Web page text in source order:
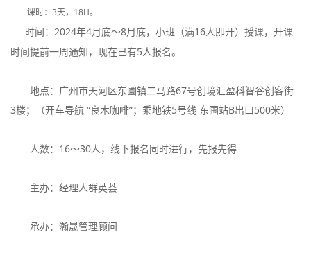
课时：3天，18H。
时间：2024年4月底～8月底，小班（满16人即开）授课，开课
时间提前一周通知，现在已有5人报名。
地点：广州市天河区东圃镇二马路67号创境汇盈科智谷创客街
3楼；（开车导航 “良木咖啡”；乘地铁5号线 东圃站B出口500米）
人数：16～30人，线下报名同时进行，先报先得
主办：经理人群英荟
承办：瀚晟管理顾问